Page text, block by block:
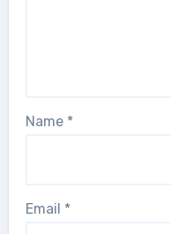
Name *
Email *